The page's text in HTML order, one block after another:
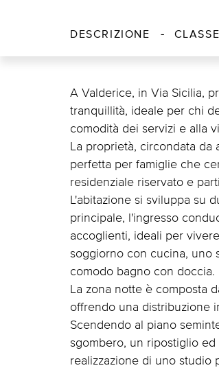
DESCRIZIONE
A Valderice, in Via Sicilia,
tranquillità, ideale per chi
comodità dei servizi e alla
La proprietà, circondata da
perfetta per famiglie che
residenziale riservato e
L'abitazione si sviluppa su
principale, l'ingresso
accoglienti, ideali per
soggiorno con cucina, uno
comodo bagno con doccia.
La zona notte è composta
offrendo una distribuzione
Scendendo al piano
sgombero, un ripostiglio
realizzazione di uno studio